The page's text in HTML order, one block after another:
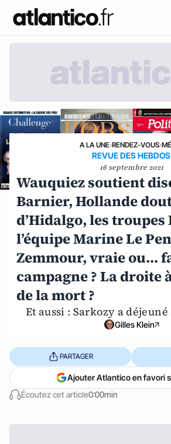
A LA UNE›RENDEZ-VOUS›
REVUE DES HEBDOS
16 septembre 2021
Wauquiez soutient
Barnier, Hollande
d’Hidalgo, les troupes
l’équipe Marine Le
Zemmour, vraie ou…
campagne ? La droite
de la mort ?
Et aussi : Sarkozy a
Gilles Klein
Écoutez cet article0:00min
PARTAGER
Ajouter Atlantico en favori